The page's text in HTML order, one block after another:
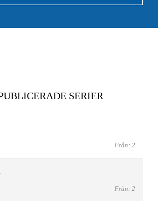
SERIER
Från: 2
Från: 2